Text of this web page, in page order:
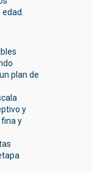
plan de
y
y